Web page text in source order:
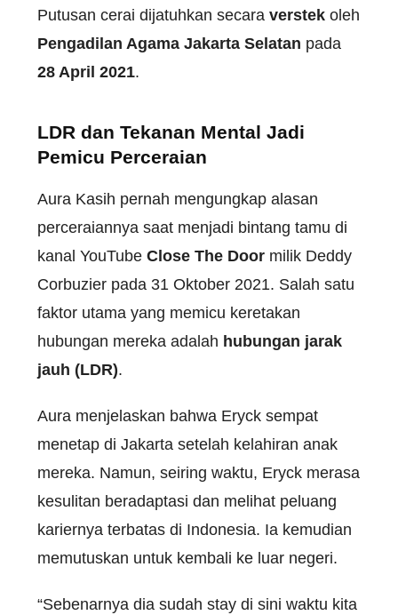
Putusan cerai dijatuhkan secara verstek oleh
Pengadilan Agama Jakarta Selatan pada
28 April 2021.
LDR dan Tekanan Mental Jadi
Pemicu Perceraian
Aura Kasih pernah mengungkap alasan
perceraiannya saat menjadi bintang tamu di
kanal YouTube Close The Door milik Deddy
Corbuzier pada 31 Oktober 2021. Salah satu
faktor utama yang memicu keretakan
hubungan mereka adalah hubungan jarak
jauh (LDR).
Aura menjelaskan bahwa Eryck sempat
menetap di Jakarta setelah kelahiran anak
mereka. Namun, seiring waktu, Eryck merasa
kesulitan beradaptasi dan melihat peluang
kariernya terbatas di Indonesia. Ia kemudian
memutuskan untuk kembali ke luar negeri.
“Sebenarnya dia sudah stay di sini waktu kita